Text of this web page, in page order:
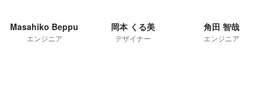
Masahiko Beppu
エンジニア
岡本 くる美
デザイナー
角田 智哉
エンジニア